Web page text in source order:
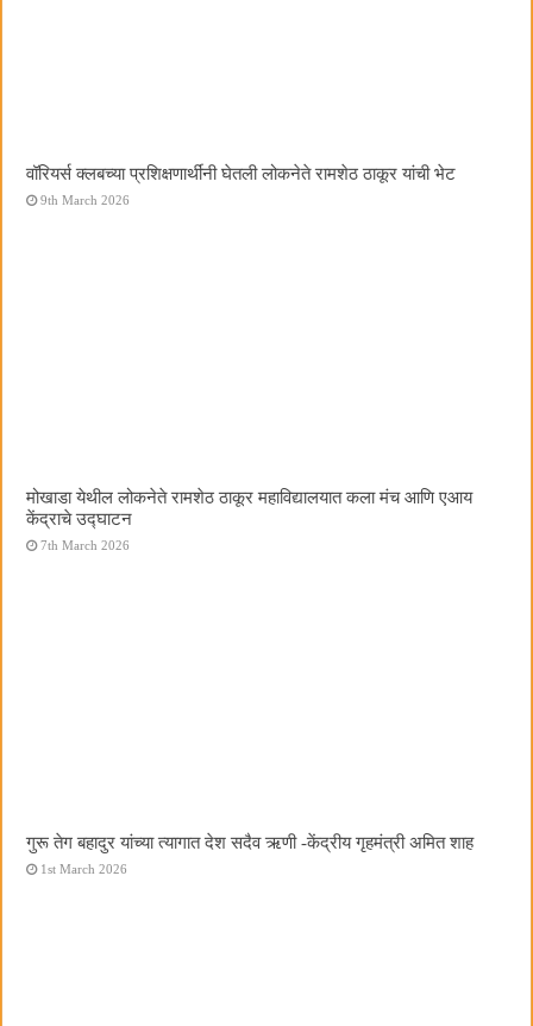
वॉरियर्स क्लबच्या प्रशिक्षणार्थींनी घेतली लोकनेते रामशेठ ठाकूर यांची भेट
9th March 2026
मोखाडा येथील लोकनेते रामशेठ ठाकूर महाविद्यालयात कला मंच आणि एआय
केंद्राचे उद्घाटन
7th March 2026
गुरू तेग बहादुर यांच्या त्यागात देश सदैव ऋणी -केंद्रीय गृहमंत्री अमित शाह
1st March 2026